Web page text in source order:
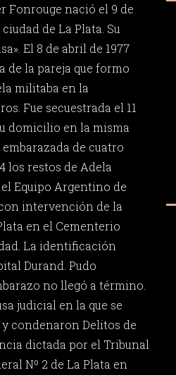
Fonrouge nació el 9 de
de La Plata. Su
El 8 de abril de 1977
de la pareja que formo
militaba en la
Fue secuestrada el 11
domicilio en la misma
de cuatro
los restos de Adela
Equipo Argentino de
intervención de la
en el Cementerio
La identificación
Durand. Pudo
no llegó a término.
judicial en la que se
condenaron Delitos de
dictada por el Tribunal
Nº 2 de La Plata en